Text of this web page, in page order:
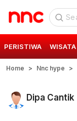
PERISTIWA WISATA
Home Nnc hype
Dipa Cantik